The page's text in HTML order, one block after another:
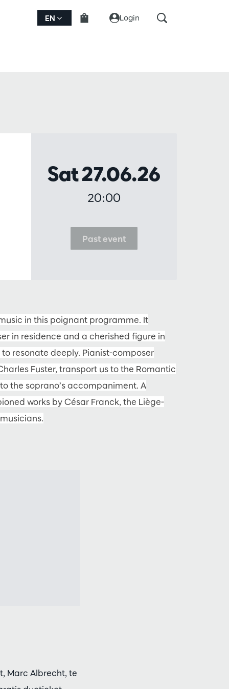
EN Login
Sat 27.06.26
20:00
Past event
in this poignant programme. It
in residence and a cherished figure in
resonate deeply. Pianist-composer
Fuster, transport us to the Romantic
the soprano’s accompaniment. A
works by César Franck, the Liège-
Marc Albrecht, te